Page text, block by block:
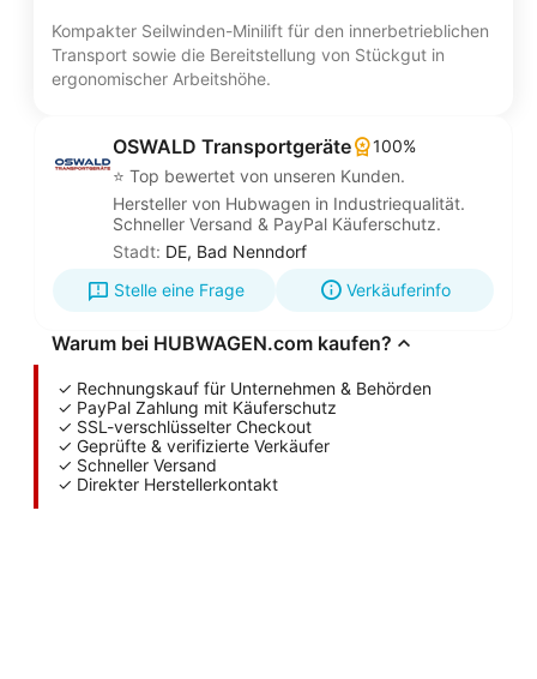
Kompakter Seilwinden-Minilift für den innerbetrieblichen
Transport sowie die Bereitstellung von Stückgut in
ergonomischer Arbeitshöhe.
OSWALD Transportgeräte
100%
⭐ Top bewertet von unseren Kunden.
Hersteller von Hubwagen in Industriequalität.
Schneller Versand & PayPal Käuferschutz.
Stadt: DE, Bad Nenndorf
Stelle eine Frage
Verkäuferinfo
Warum bei HUBWAGEN.com kaufen?
✓ Rechnungskauf für Unternehmen & Behörden
✓ PayPal Zahlung mit Käuferschutz
✓ SSL-verschlüsselter Checkout
✓ Geprüfte & verifizierte Verkäufer
✓ Schneller Versand
✓ Direkter Herstellerkontakt